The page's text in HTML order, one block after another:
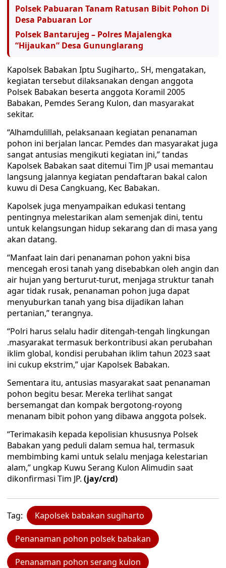
Polsek Pabuaran Tanam Ratusan Bibit Pohon Di
Desa Pabuaran Lor
Polsek Bantarujeg – Polres Majalengka
“Hijaukan” Desa Gununglarang
Kapolsek Babakan Iptu Sugiharto,. SH, mengatakan,
kegiatan tersebut dilaksanakan dengan anggota
Polsek Babakan beserta anggota Koramil 2005
Babakan, Pemdes Serang Kulon, dan masyarakat
sekitar.
“Alhamdulillah, pelaksanaan kegiatan penanaman
pohon ini berjalan lancar. Pemdes dan masyarakat juga
sangat antusias mengikuti kegiatan ini,” tandas
Kapolsek Babakan saat ditemui Tim JP usai memantau
langsung jalannya kegiatan pendaftaran bakal calon
kuwu di Desa Cangkuang, Kec Babakan.
Kapolsek juga menyampaikan edukasi tentang
pentingnya melestarikan alam semenjak dini, tentu
untuk kelangsungan hidup sekarang dan di masa yang
akan datang.
“Manfaat lain dari penanaman pohon yakni bisa
mencegah erosi tanah yang disebabkan oleh angin dan
air hujan yang berturut-turut, menjaga struktur tanah
agar tidak rusak, penanaman pohon juga dapat
menyuburkan tanah yang bisa dijadikan lahan
pertanian,” terangnya.
“Polri harus selalu hadir ditengah-tengah lingkungan
.masyarakat termasuk berkontribusi akan perubahan
iklim global, kondisi perubahan iklim tahun 2023 saat
ini cukup ekstrim,” ujar Kapolsek Babakan.
Sementara itu, antusias masyarakat saat penanaman
pohon begitu besar. Mereka terlihat sangat
bersemangat dan kompak bergotong-royong
menanam bibit pohon yang dibawa anggota polsek.
“Terimakasih kepada kepolisian khususnya Polsek
Babakan yang peduli dalam semua hal, termasuk
membimbing kami untuk selalu menjaga kelestarian
alam,” ungkap Kuwu Serang Kulon Alimudin saat
dikonfirmasi Tim JP. (jay/crd)
Tag: Kapolsek babakan sugiharto
Penanaman pohon polsek babakan
Penanaman pohon serang kulon